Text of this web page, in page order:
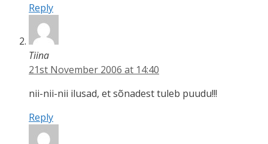
Reply
Tiina
21st November 2006 at 14:40
nii-nii-nii ilusad, et sõnadest tuleb puudu!!!
Reply